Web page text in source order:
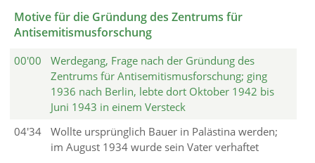
Motive für die Gründung des Zentrums für
Antisemitismusforschung
00'00
Werdegang, Frage nach der Gründung des
Zentrums für Antisemitismusforschung; ging
1936 nach Berlin, lebte dort Oktober 1942 bis
Juni 1943 in einem Versteck
04'34
Wollte ursprünglich Bauer in Palästina werden;
im August 1934 wurde sein Vater verhaftet